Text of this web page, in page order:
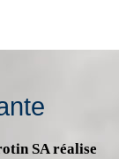
SA réalise